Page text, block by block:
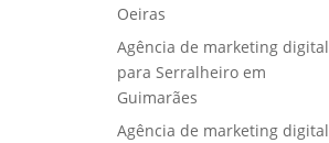
Oeiras
Agência de marketing digital
para Serralheiro em
Guimarães
Agência de marketing digital